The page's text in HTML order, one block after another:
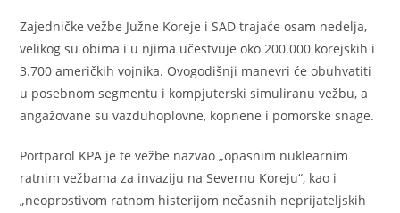
Zajedničke vežbe Južne Koreje i SAD trajaće osam nedelja,
velikog su obima i u njima učestvuje oko 200.000 korejskih i
3.700 američkih vojnika. Ovogodišnji manevri će obuhvatiti
u posebnom segmentu i kompjuterski simuliranu vežbu, a
angažovane su vazduhoplovne, kopnene i pomorske snage.
Portparol KPA je te vežbe nazvao „opasnim nuklearnim
ratnim vežbama za invaziju na Severnu Koreju“, kao i
„neoprostivom ratnom histerijom nečasnih neprijateljskih